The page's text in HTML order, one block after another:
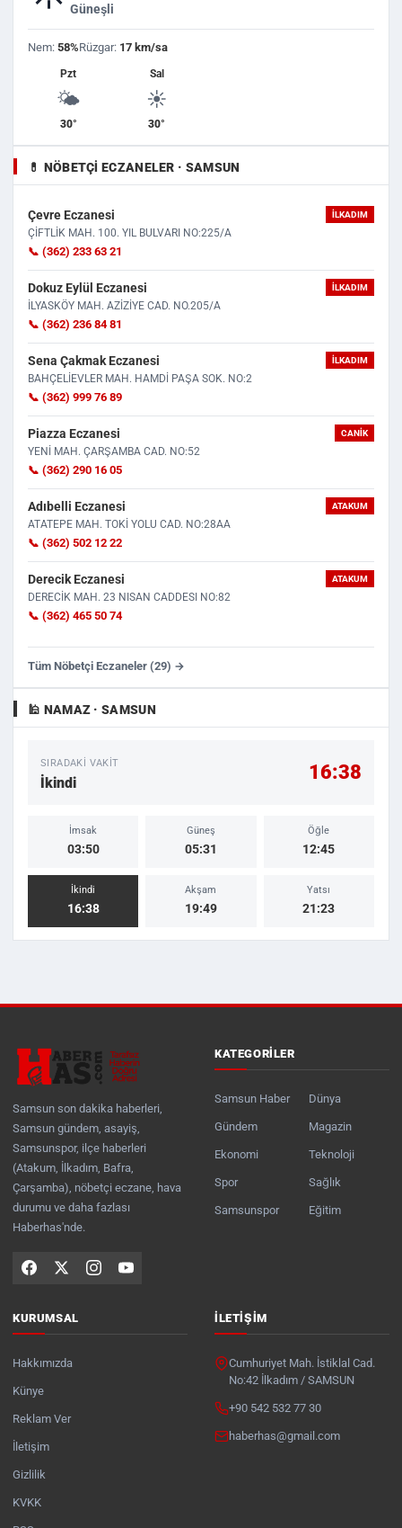
Güneşli
Nem: 58%Rüzgar: 17 km/sa
Pzt
🌤️
30°
Sal
☀️
30°
💊 NÖBETÇI ECZANELER · SAMSUN
Çevre Eczanesi İLKADIM
ÇİFTLİK MAH. 100. YIL BULVARI NO:225/A
📞 (362) 233 63 21
Dokuz Eylül Eczanesi İLKADIM
İLYASKÖY MAH. AZİZİYE CAD. NO.205/A
📞 (362) 236 84 81
Sena Çakmak Eczanesi İLKADIM
BAHÇELİEVLER MAH. HAMDİ PAŞA SOK. NO:2
📞 (362) 999 76 89
Piazza Eczanesi CANIK
YENİ MAH. ÇARŞAMBA CAD. NO:52
📞 (362) 290 16 05
Adıbelli Eczanesi ATAKUM
ATATEPE MAH. TOKİ YOLU CAD. NO:28AA
📞 (362) 502 12 22
Derecik Eczanesi ATAKUM
DERECİK MAH. 23 NISAN CADDESI NO:82
📞 (362) 465 50 74
Tüm Nöbetçi Eczaneler (29) →
🕌 NAMAZ · SAMSUN
SIRADAKI VAKIT
İkindi 16:38
İmsak
03:50
Güneş
05:31
Öğle
12:45
İkindi
16:38
Akşam
19:49
Yatsı
21:23
Samsun son dakika haberleri,
Samsun gündem, asayiş,
Samsunspor, ilçe haberleri
(Atakum, İlkadım, Bafra,
Çarşamba), nöbetçi eczane, hava
durumu ve daha fazlası
Haberhas'nde.
KATEGORILER
Samsun Haber
Gündem
Ekonomi
Spor
Samsunspor
Dünya
Magazin
Teknoloji
Sağlık
Eğitim
KURUMSAL
Hakkımızda
Künye
Reklam Ver
İletişim
Gizlilik
KVKK
İLETIŞIM
Cumhuriyet Mah. İstiklal Cad.
No:42 İlkadım / SAMSUN
+90 542 532 77 30
haberhas@gmail.com